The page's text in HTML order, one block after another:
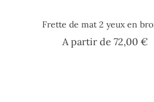
Frette de mat 2 yeux en
A partir de 72,00 €